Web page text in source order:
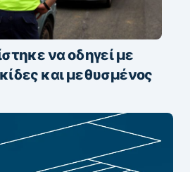
να οδηγεί με
και μεθυσμένος